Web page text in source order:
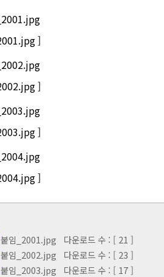
]
]
]
]
붙임_2001.jpg 다운로드 수 : [ 21 ]
붙임_2002.jpg 다운로드 수 : [ 23 ]
붙임_2003.jpg 다운로드 수 : [ 17 ]